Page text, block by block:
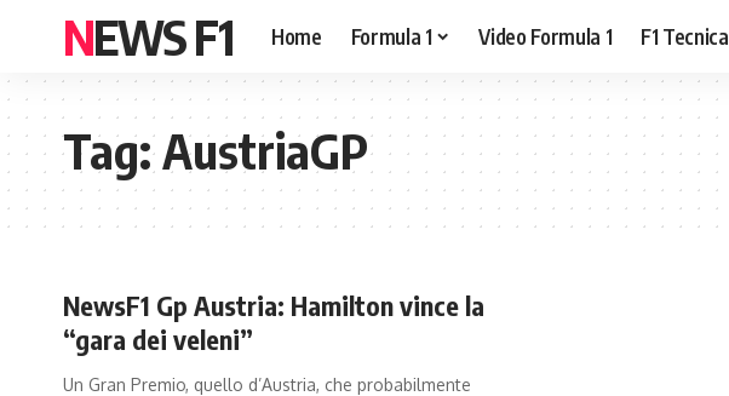
NEWS F1 Home Formula 1 Video Formula 1 F1 Tecnica
Tag:AustriaGP
NewsF1 Gp Austria: Hamilton vince la
“gara dei veleni”
Un Gran Premio, quello d’Austria, che probabilmente